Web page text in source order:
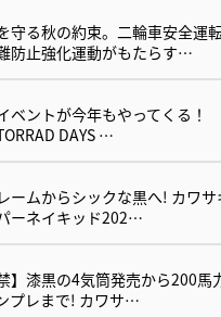
守る秋の約束。二輪車安全運
防止強化運動がもたらす…
ベントが今年もやってくる！
DAYS …
ームからシックな黒へ! カワサ
ーネイキッド202…
】漆黒の4気筒発売から200馬
プレまで! カワサ…